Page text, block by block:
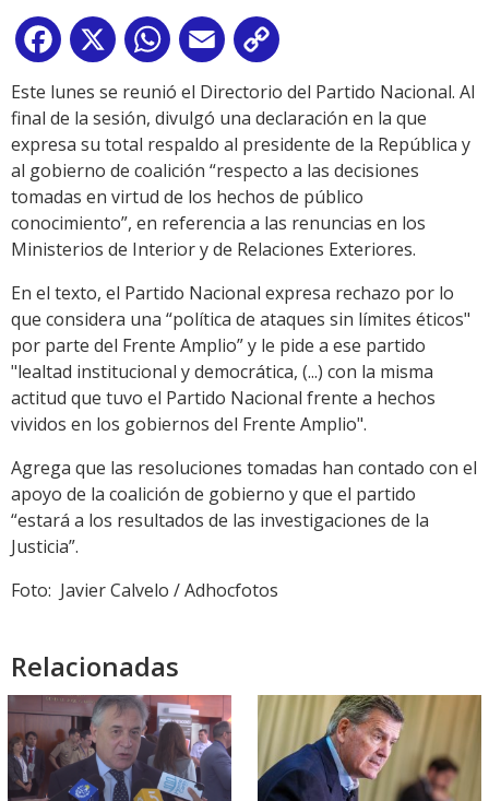
Facebook
X WhatsApp
Email
Link
Este lunes se reunió el Directorio del Partido Nacional. Al
final de la sesión, divulgó una declaración en la que
expresa su total respaldo al presidente de la República y
al gobierno de coalición “respecto a las decisiones
tomadas en virtud de los hechos de público
conocimiento”, en referencia a las renuncias en los
Ministerios de Interior y de Relaciones Exteriores.
En el texto, el Partido Nacional expresa rechazo por lo
que considera una “política de ataques sin límites éticos"
por parte del Frente Amplio” y le pide a ese partido
"lealtad institucional y democrática, (...) con la misma
actitud que tuvo el Partido Nacional frente a hechos
vividos en los gobiernos del Frente Amplio".
Agrega que las resoluciones tomadas han contado con el
apoyo de la coalición de gobierno y que el partido
“estará a los resultados de las investigaciones de la
Justicia”.
Foto: Javier Calvelo / Adhocfotos
Relacionadas